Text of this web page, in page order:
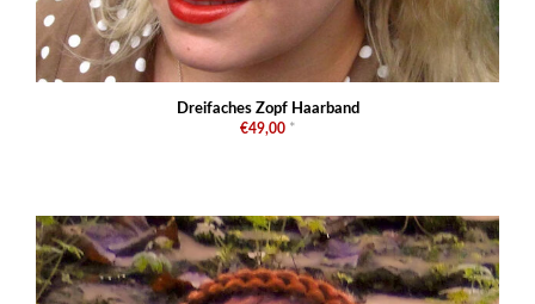
Dreifaches Zopf Haarband
€49,00 *